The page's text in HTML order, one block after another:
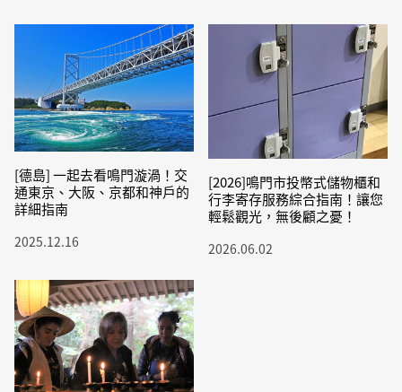
[德島] 一起去看鳴門漩渦！交
通東京、大阪、京都和神戶的
詳細指南
2025.12.16
[2026]鳴門市投幣式儲物櫃和
行李寄存服務綜合指南！讓您
輕鬆觀光，無後顧之憂！
2026.06.02